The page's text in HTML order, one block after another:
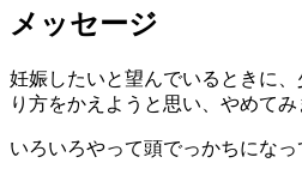
メッセージ
妊娠したいと望んでいるときに
り方をかえようと思い、やめてみ
いろいろやって頭でっかちにな